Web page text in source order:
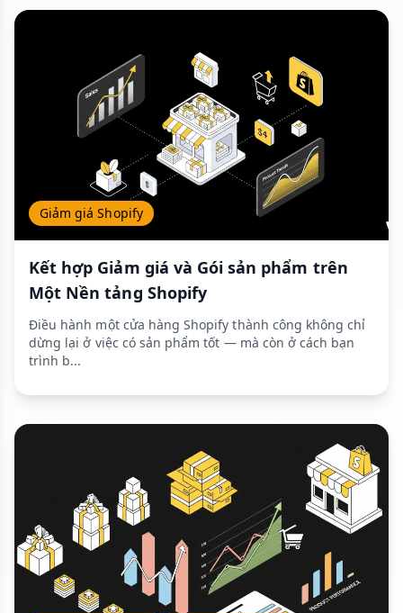
Giảm giá Shopify
Kết hợp Giảm giá và Gói sản phẩm trên
Một Nền tảng Shopify
Điều hành một cửa hàng Shopify thành công không chỉ
dừng lại ở việc có sản phẩm tốt — mà còn ở cách bạn
trình b...